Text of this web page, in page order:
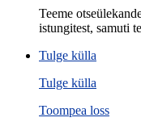
Teeme
istungitest, samuti
Tulge külla
Tulge külla
Toompea loss